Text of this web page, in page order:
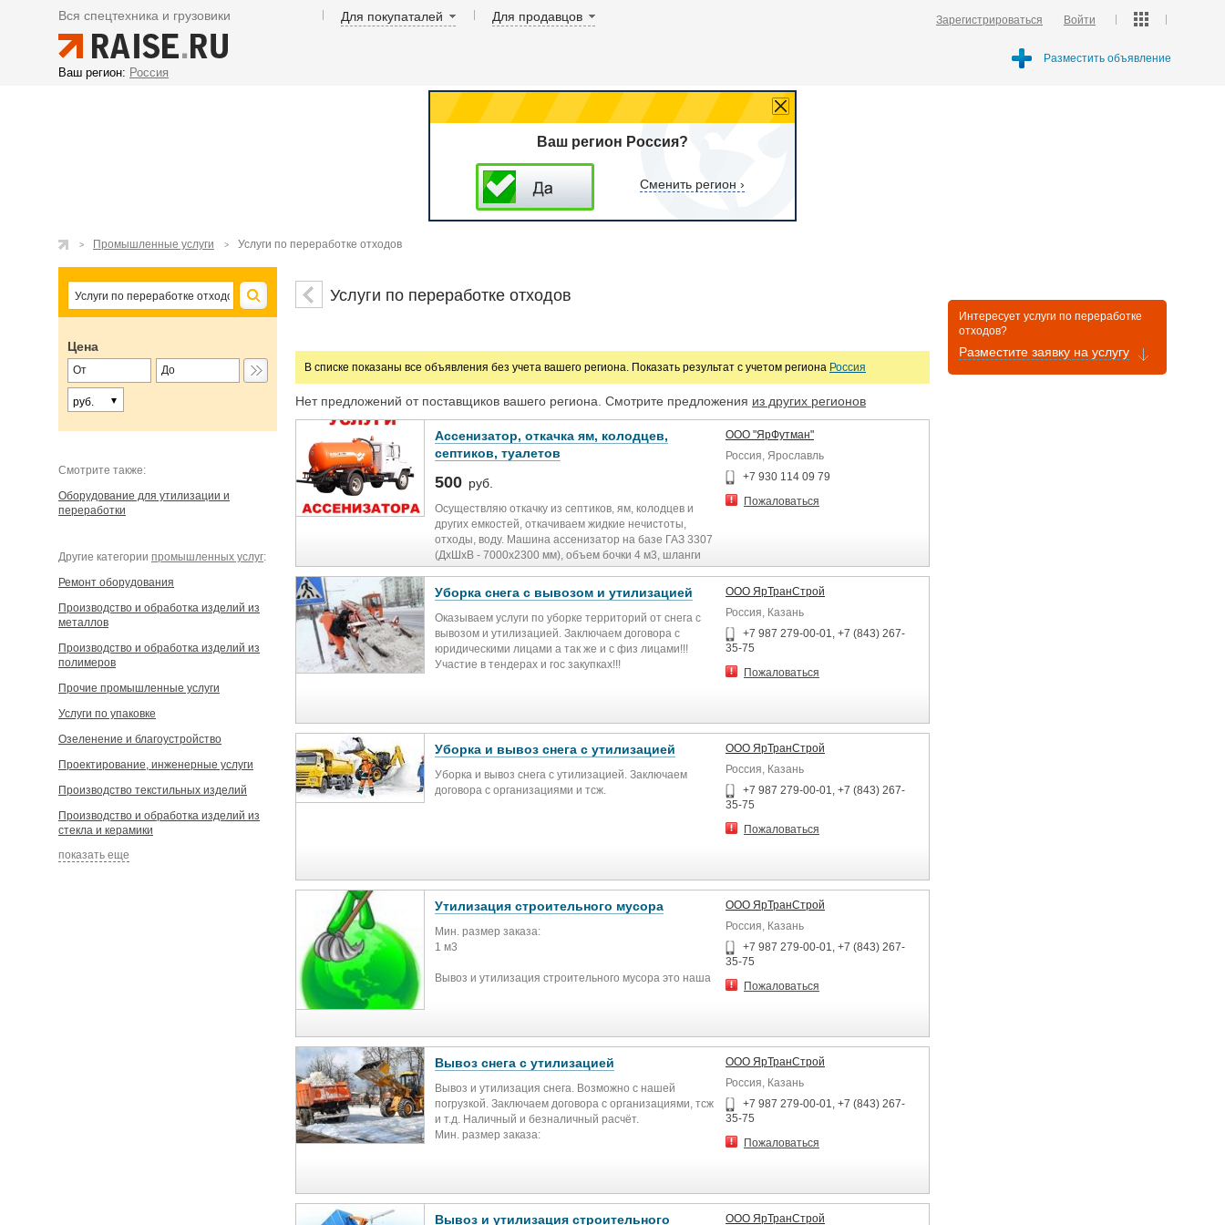
Вся спецтехника и грузовики Для покупаталей Для продавцов Зарегистрироваться Войти
Ваш регион: Россия
Разместить объявление
Ваш регион Россия?
Сменить регион ›
Промышленные услуги Услуги по переработке отходов
Цена
руб.
Cмотрите также:
Оборудование для утилизации и
переработки
Другие категории промышленных услуг:
Ремонт оборудования
Производство и обработка изделий из
металлов
Производство и обработка изделий из
полимеров
Прочие промышленные услуги
Услуги по упаковке
Озеленение и благоустройство
Проектирование, инженерные услуги
Производство текстильных изделий
Производство и обработка изделий из
стекла и керамики
показать еще
Услуги по переработке отходов
В списке показаны все объявления без учета вашего региона. Показать результат с учетом региона Россия
Нет предложений от поставщиков вашего региона. Смотрите предложения из других регионов
Ассенизатор, откачка ям, колодцев,
септиков, туалетов
500 руб.
Осуществляю откачку из септиков, ям, колодцев и
других емкостей, откачиваем жидкие нечистоты,
отходы, воду. Машина ассенизатор на базе ГАЗ 3307
(ДхШхВ - 7000х2300 мм), объем бочки 4 м3, шланги
25 метров. Приемлемая стоимость в зависимости от
объема работ:
- 1 рейс – 2000 рублей,
- 2 рейса по 1900 рублей,
- 3 рейса по 1800 рублей,
- 4 рейса по 1700 рублей, при условии расположения
слива в радиусе 3 км,
каждая закачка.
шланг 6 метров, 1 шланг 7 метровый, максимально 25
метров. Выезд за город 50 рублей с км
ООО "ЯрФутман"
Россия, Ярославль
+7 930 114 09 79
Пожаловаться
Уборка снега с вывозом и утилизацией
Оказываем услуги по уборке территорий от снега с
вывозом и утилизацией. Заключаем договора с
юридическими лицами а так же и с физ лицами!!!
Участие в тендерах и гос закупках!!!
ООО ЯрТранСтрой
Россия, Казань
+7 987 279-00-01, +7 (843) 267-
35-75
Пожаловаться
Уборка и вывоз снега с утилизацией
Уборка и вывоз снега с утилизацией. Заключаем
договора с организациями и тсж.
ООО ЯрТранСтрой
Россия, Казань
+7 987 279-00-01, +7 (843) 267-
35-75
Пожаловаться
Утилизация строительного мусора
Мин. размер заказа:
1 м3
Вывоз и утилизация строительного мусора это наша
ООО ЯрТранСтрой
Россия, Казань
+7 987 279-00-01, +7 (843) 267-
35-75
Пожаловаться
Вывоз снега с утилизацией
Вывоз и утилизация снега. Возможно с нашей
погрузкой. Заключаем договора с организациями, тсж
и т.д. Наличный и безналичный расчёт.
Мин. размер заказа:
ООО ЯрТранСтрой
Россия, Казань
+7 987 279-00-01, +7 (843) 267-
35-75
Пожаловаться
Вывоз и утилизация строительного
ООО ЯрТранСтрой
Интересует услуги по переработке
отходов?
Разместите заявку на услугу